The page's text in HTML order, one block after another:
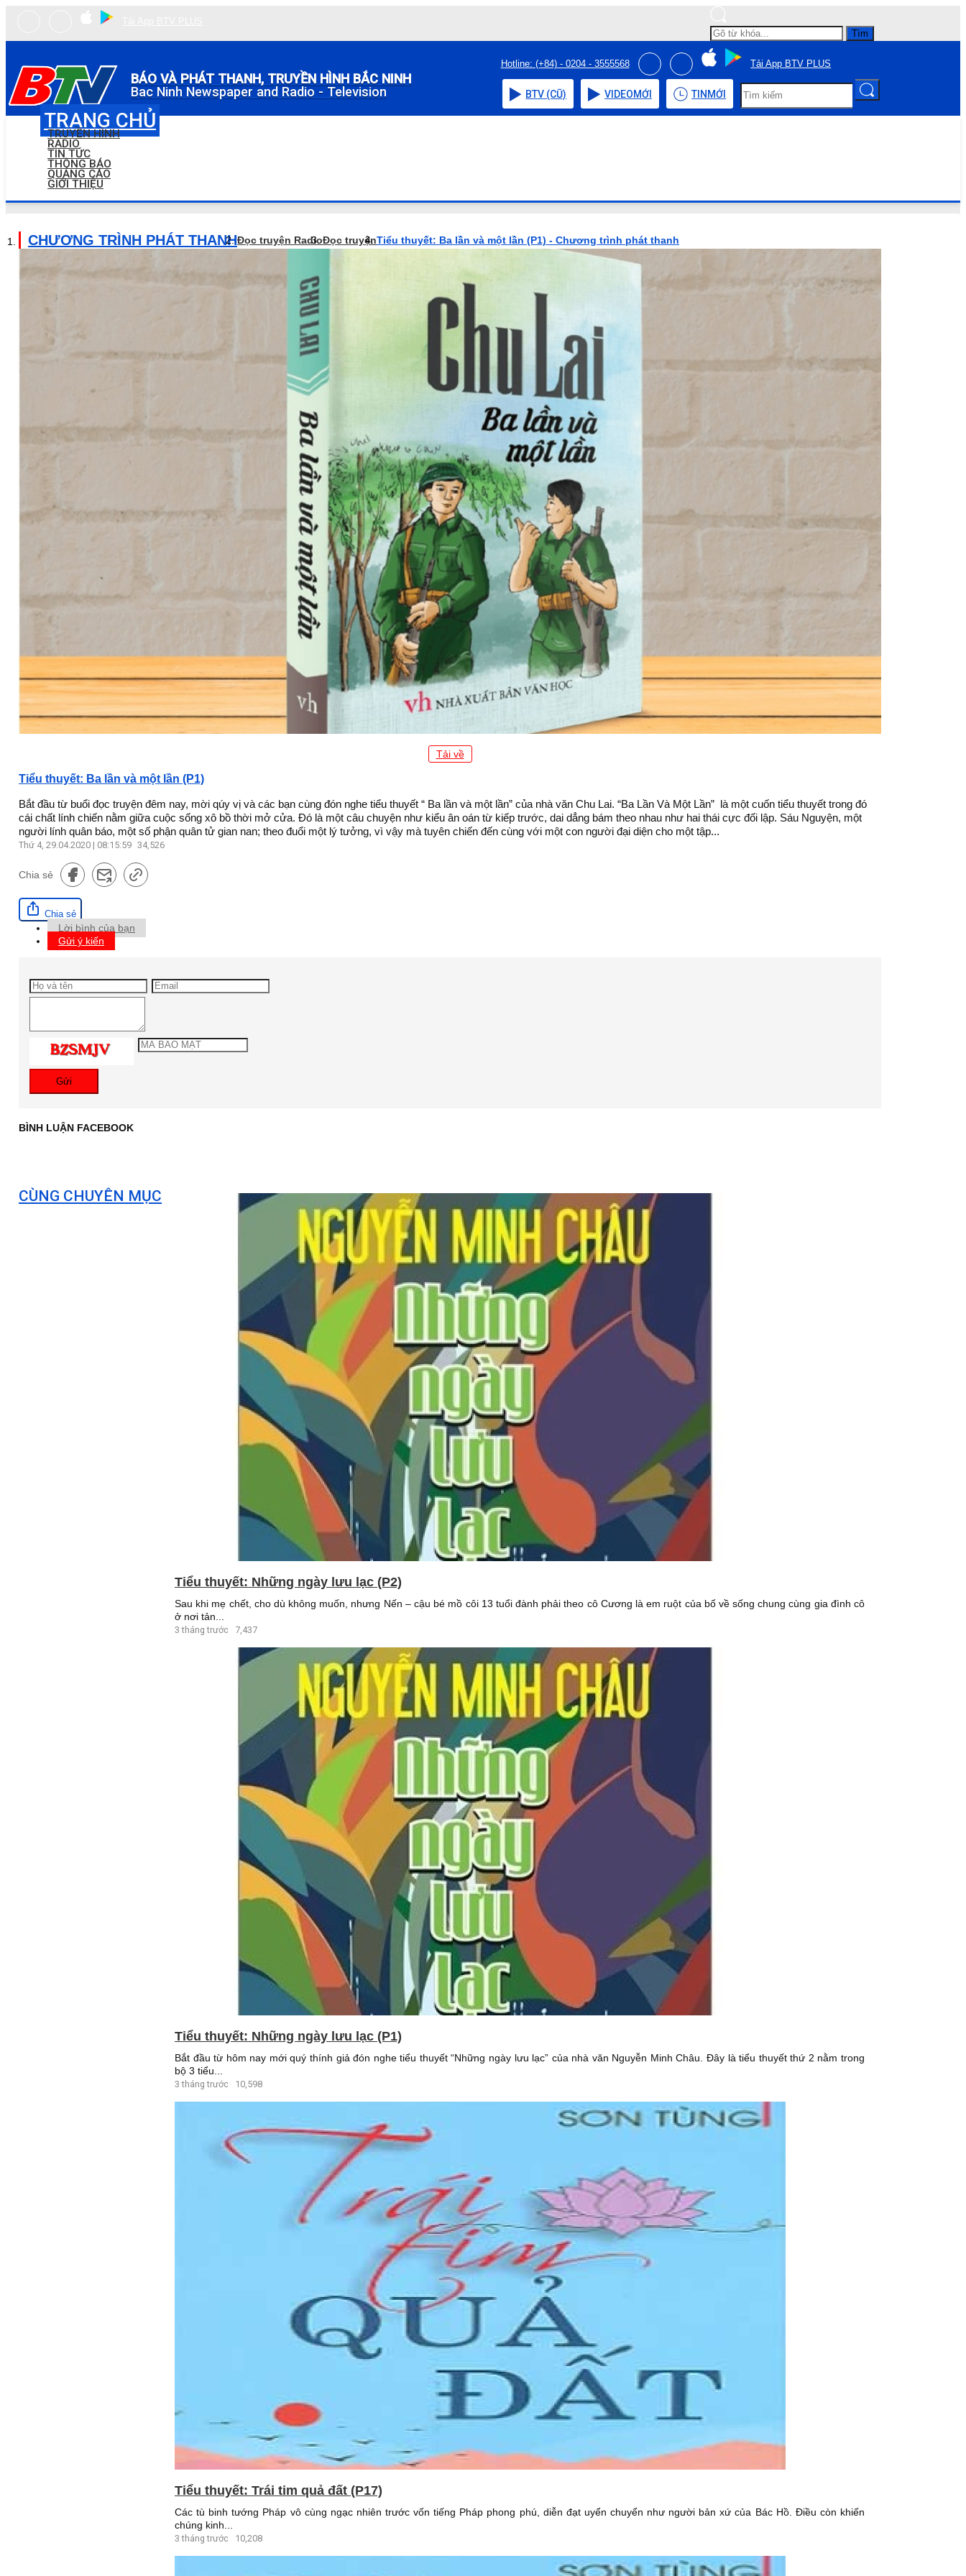
Tìm
BÁO VÀ PHÁT THANH, TRUYỀN HÌNH BẮC NINH
Bac Ninh Newspaper and Radio - Television
Hotline: (+84) - 0204 - 3555568 Tải App BTV PLUS
BTV (CŨ) VIDEOMỚI TIN MỚI
TRANG CHỦ
TRUYỀN HÌNH
RADIO
TIN TỨC
THÔNG BÁO
QUẢNG CÁO
GIỚI THIỆU
CHƯƠNG TRÌNH PHÁT THANHĐọc truyện RadioĐọc truyệnTiểu thuyết: Ba lần và một lần (P1) - Chương trình phát thanh
Tải về
Tiểu thuyết: Ba lần và một lần (P1)
Bắt đầu từ buổi đọc truyện đêm nay, mời qúy vị và các bạn cùng đón nghe tiểu thuyết “ Ba lần và một lần” của nhà văn Chu Lai. “Ba Lần Và Một Lần” là một cuốn tiểu thuyết trong đó
cái chất lính chiến nằm giữa cuộc sống xô bồ thời mở cửa. Đó là một câu chuyện như kiểu ân oán từ kiếp trước, dai dẳng bám theo nhau như hai thái cực đối lập. Sáu Nguyện, một
người lính quân báo, một số phận quân tử gian nan; theo đuổi một lý tưởng, vì vậy mà tuyên chiến đến cùng với một con người đại diện cho một tập...
Thứ 4, 29.04.2020 | 08:15:59 34,526
Chia sẻ
Chia sẻ
Lời bình của bạn
Gửi ý kiến
Gửi
BÌNH LUẬN FACEBOOK
CÙNG CHUYÊN MỤC
Tiểu thuyết: Những ngày lưu lạc (P2)
Sau khi mẹ chết, cho dù không muốn, nhưng Nến – cậu bé mồ côi 13 tuổi đành phải theo cô Cương là em ruột của bố về sống chung cùng gia đình cô
ở nơi tản...
3 tháng trước 7,437
Tiểu thuyết: Những ngày lưu lạc (P1)
Bắt đầu từ hôm nay mới quý thính giả đón nghe tiểu thuyết “Những ngày lưu lạc” của nhà văn Nguyễn Minh Châu. Đây là tiểu thuyết thứ 2 nằm trong
bộ 3 tiểu...
3 tháng trước 10,598
Tiểu thuyết: Trái tim quả đất (P17)
Các tù binh tướng Pháp vô cùng ngạc nhiên trước vốn tiếng Pháp phong phú, diễn đạt uyển chuyển như người bản xứ của Bác Hồ. Điều còn khiến
chúng kinh...
3 tháng trước 10,208